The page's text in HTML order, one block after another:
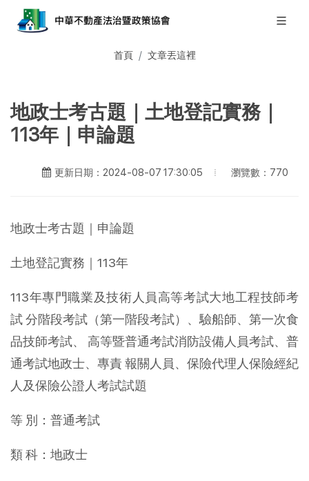
首頁 文章丟這裡
地政士考古題｜土地登記實務｜
113年｜申論題
更新日期：2024-08-07 17:30:05 瀏覽數：770
地政士考古題｜申論題
土地登記實務｜113年
113年專門職業及技術人員高等考試大地工程技師考
試 分階段考試（第一階段考試）、驗船師、第一次食
品技師考試、 高等暨普通考試消防設備人員考試、普
通考試地政士、專責 報關人員、保險代理人保險經紀
人及保險公證人考試試題
等 別：普通考試
類 科：地政士